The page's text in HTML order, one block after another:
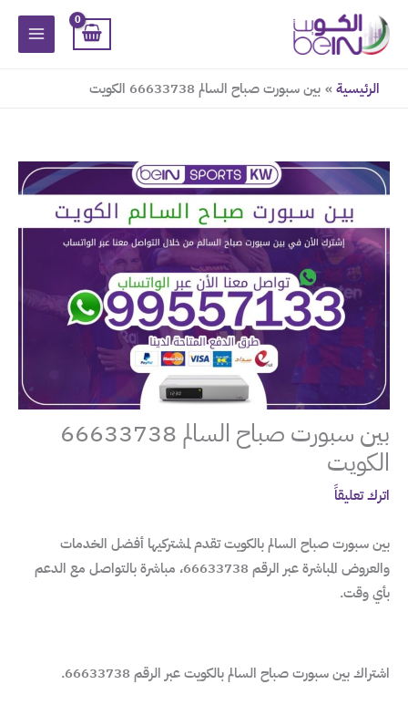
تخطي
المحتوى
الرئيسية
بين سبورت صباح السالم 66633738 الكويت
بين سبورت صباح السالم 66633738
الكويت
اترك تعليقاً
بين سبورت صباح السالم بالكويت تقدم لمشتركيها أفضل الخدمات
والعروض المباشرة عبر الرقم 66633738، مباشرة بالتواصل مع الدعم
بأي وقت.
اشتراك بين سبورت صباح السالم بالكويت عبر الرقم 66633738.